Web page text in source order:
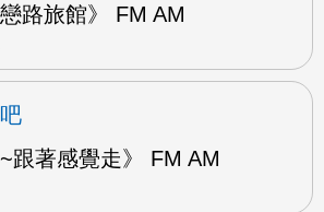
路旅館》 FM AM
~跟著感覺走》 FM AM